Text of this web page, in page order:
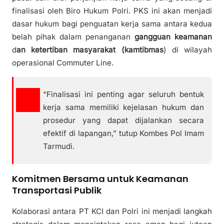
finalisasi oleh Biro Hukum Polri. PKS ini akan menjadi
dasar hukum bagi penguatan kerja sama antara kedua
belah pihak dalam penanganan gangguan keamanan
dan ketertiban masyarakat (kamtibmas) di wilayah
operasional Commuter Line.
“Finalisasi ini penting agar seluruh bentuk
kerja sama memiliki kejelasan hukum dan
prosedur yang dapat dijalankan secara
efektif di lapangan,” tutup Kombes Pol Imam
Tarmudi.
Komitmen Bersama untuk Keamanan
Transportasi Publik
Kolaborasi antara PT KCI dan Polri ini menjadi langkah